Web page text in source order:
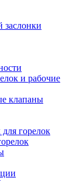
и рабочие
клапаны
горелок